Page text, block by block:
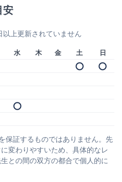
安
上更新されていません
水 木 金 土
日
保証するものではありません。先
変わりやすいため、具体的なレ
との間の双方の都合で個人的に